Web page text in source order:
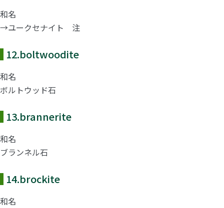
和名
→ユークセナイト 注
12.boltwoodite
和名
ボルトウッド石
13.brannerite
和名
ブランネル石
14.brockite
和名